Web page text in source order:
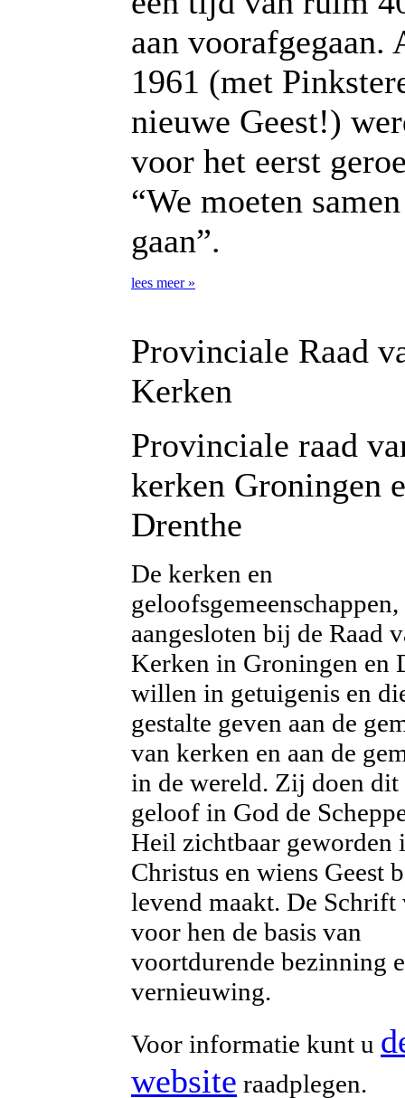
aan voorafgegaan.
1961 (met
nieuwe Geest!)
voor het eerst
“We moeten
gaan”.
lees meer »
Provinciale Raad
Kerken
Provinciale raad
kerken Groningen
Drenthe
De kerken en
geloofsgemeenschappen,
aangesloten bij de Raad
Kerken in Groningen en
willen in getuigenis en
gestalte geven aan de
van kerken en aan de
in de wereld. Zij doen
geloof in God de
Heil zichtbaar geworden
Christus en wiens Geest
levend maakt. De Schrift
voor hen de basis van
voortdurende bezinning
vernieuwing.
Voor informatie kunt u
website raadplegen.